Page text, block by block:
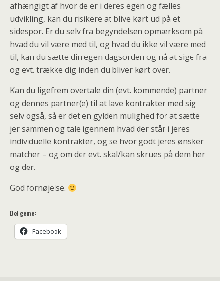
afhængigt af hvor de er i deres egen og fælles
udvikling, kan du risikere at blive kørt ud på et
sidespor. Er du selv fra begyndelsen opmærksom på
hvad du vil være med til, og hvad du ikke vil være med
til, kan du sætte din egen dagsorden og nå at sige fra
og evt. trække dig inden du bliver kørt over.
Kan du ligefrem overtale din (evt. kommende) partner
og dennes partner(e) til at lave kontrakter med sig
selv også, så er det en gylden mulighed for at sætte
jer sammen og tale igennem hvad der står i jeres
individuelle kontrakter, og se hvor godt jeres ønsker
matcher – og om der evt. skal/kan skrues på dem her
og der.
God fornøjelse.
Del gerne:
Facebook